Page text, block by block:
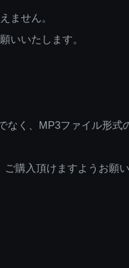
ません。
いいたします。
く、MP3ファイル形式
購入頂けますようお願い